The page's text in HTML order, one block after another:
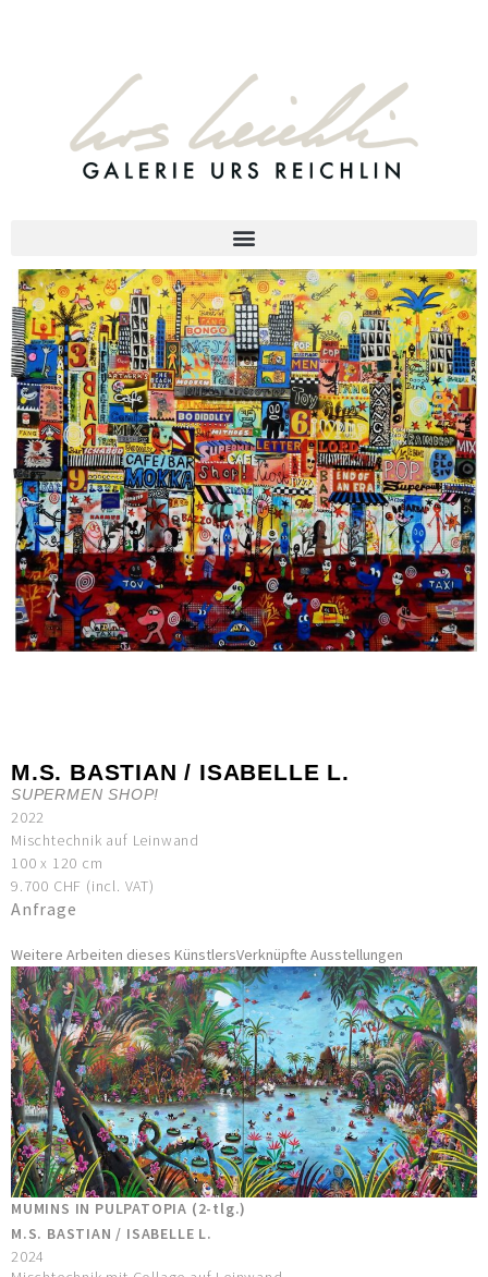
M.S. BASTIAN / ISABELLE L.
SUPERMEN SHOP!
2022
Mischtechnik auf Leinwand
100 x 120 cm
9.700 CHF (incl. VAT)
Anfrage
Weitere Arbeiten dieses KünstlersVerknüpfte Ausstellungen
MUMINS IN PULPATOPIA (2-tlg.)
M.S. BASTIAN / ISABELLE L.
2024